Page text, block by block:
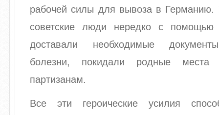
рабочей силы для вывоза в Германию.
советские люди нередко с помощью
доставали необходимые
болезни, покидали родные
партизанам.
Все эти героические усилия